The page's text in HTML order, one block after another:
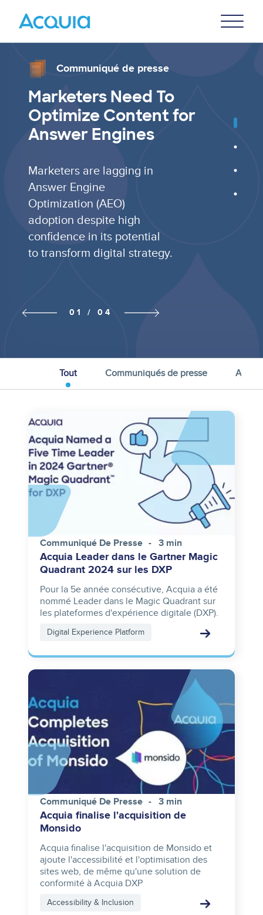
Menu
Communiqué de presse
Marketers Need To
Optimize Content for
Answer Engines
Marketers are lagging in
Answer Engine
Optimization (AEO)
adoption despite high
confidence in its potential
to transform digital strategy.
Previous
01 / 04 Next slide
Tout Communiqués de presse
Image
Communiqué De Presse 3 min
Acquia Leader dans le Gartner Magic
Quadrant 2024 sur les DXP
Pour la 5e année consécutive, Acquia a été
nommé Leader dans le Magic Quadrant sur
les plateformes d'expérience digitale (DXP).
Digital Experience Platform
Image
Communiqué De Presse 3 min
Acquia finalise l'acquisition de
Monsido
Acquia finalise l'acquisition de Monsido et
ajoute l'accessibilité et l'optimisation des
sites web, de même qu'une solution de
conformité à Acquia DXP
Accessibility & Inclusion